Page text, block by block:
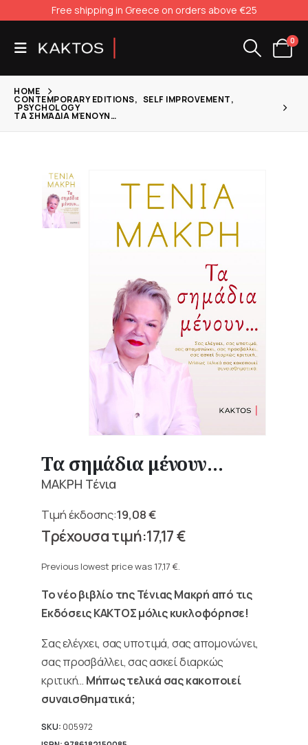
Free shipping in Greece on orders above €25
0
HOME
CONTEMPORARY EDITIONS, SELF IMPROVEMENT,
PSYCHOLOGY
ΤΑ ΣΗΜΆΔΙΑ ΜΈΝΟΥΝ…
Τα σημάδια μένουν…
ΜΑΚΡΗ Τένια
19,08€
Original
price
19,08 €.
17,17€
price
17,17 €.
Previous lowest price was 17,17 €.
Το νέο βιβλίο της Τένιας Μακρή από τις
Εκδόσεις ΚΑΚΤΟΣ μόλις κυκλοφόρησε!
Σας ελέγχει, σας υποτιμά, σας απομονώνει,
σας προσβάλλει, σας ασκεί διαρκώς
κριτική… Μήπως τελικά σας κακοποιεί
συναισθηματικά;
SKU: 005972